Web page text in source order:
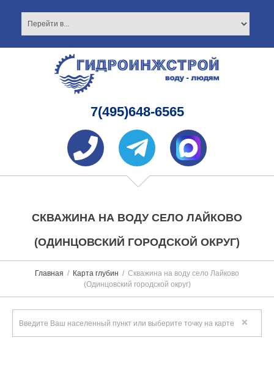
7(495)648-6565
СКВАЖИНА НА ВОДУ СЕЛО ЛАЙКОВО
(ОДИНЦОВСКИЙ ГОРОДСКОЙ ОКРУГ)
Главная Карта глубин
Скважина на воду село Лайково
(Одинцовский городской округ)